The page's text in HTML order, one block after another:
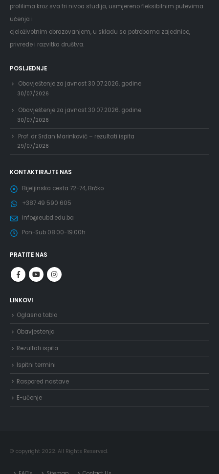
profilima kroz sva tri nivoa studija, usmjereno fleksibilnim putevima
učenja i
cjeloživotnim obrazovanjem, u skladu sa potrebama zajednice,
privrede i razvitka društva.
POSLJEDNJE
Obavještenje za javnost 30.07.2026. godine
30/07/2026
Obavještenje za javnost 30.07.2026. godine
30/07/2026
Prof. dr Srđan Marinković – rezultati ispita
29/07/2026
KONTAKTIRAJTE NAS
Bijeljinska cesta 72-74, Brčko
+387 49 590 605
info@eubd.edu.ba
Pon-Sub 08.00-19.00h
PRATITE NAS
LINKOVI
Oglasna tabla
Obavjestenja
Rezultati ispita
Ispitni termini
Raspored nastave
E-učenje
© copyright 2022. All Rights Reserved.